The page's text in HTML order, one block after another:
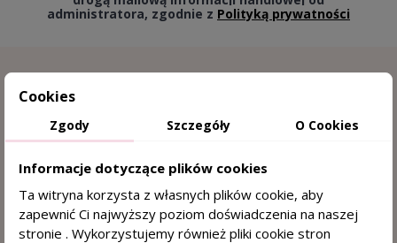
administratora, zgodnie z Polityką prywatności
15 lat doświadczenia w trychologii
Cookies
Zgody Szczegóły O Cookies
Informacje dotyczące plików cookies
Ta witryna korzysta z własnych plików cookie, aby
zapewnić Ci najwyższy poziom doświadczenia na naszej
stronie . Wykorzystujemy również pliki cookie stron